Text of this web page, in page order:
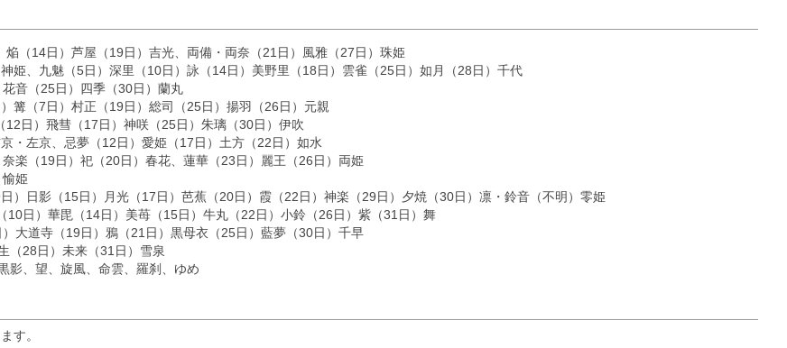
焔（14日）芦屋（19日）吉光、両備・両奈（21日）風雅（27日）珠姫
姫、九魅（5日）深里（10日）詠（14日）美野里（18日）雲雀（25日）如月（28日）千代
音（25日）四季（30日）蘭丸
篝（7日）村正（19日）総司（25日）揚羽（26日）元親
12日）飛彗（17日）神咲（25日）朱璃（30日）伊吹
・左京、忌夢（12日）愛姫（17日）土方（22日）如水
楽（19日）祀（20日）春花、蓮華（23日）麗王（26日）両姫
姫
）日影（15日）月光（17日）芭蕉（20日）霞（22日）神楽（29日）夕焼（30日）凛・鈴音（不明）零姫
10日）華毘（14日）美苺（15日）牛丸（22日）小鈴（26日）紫（31日）舞
大道寺（19日）鴉（21日）黒母衣（25日）藍夢（30日）千早
（28日）未来（31日）雪泉
影、望、旋風、命雲、羅刹、ゆめ
す。